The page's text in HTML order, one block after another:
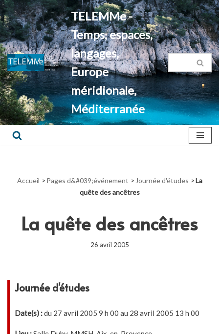
Aller
au
contenu
TELEMMe -
Temps, espaces,
langages,
Europe
méridionale,
Méditerranée
Accueil > Pages d&#039;événement > Journée d'études > La
quête des ancêtres
La quête des ancêtres
26 avril 2005
Journée d'études
Date(s) :du 27 avril 2005 9 h 00 au 28 avril 2005 13 h 00